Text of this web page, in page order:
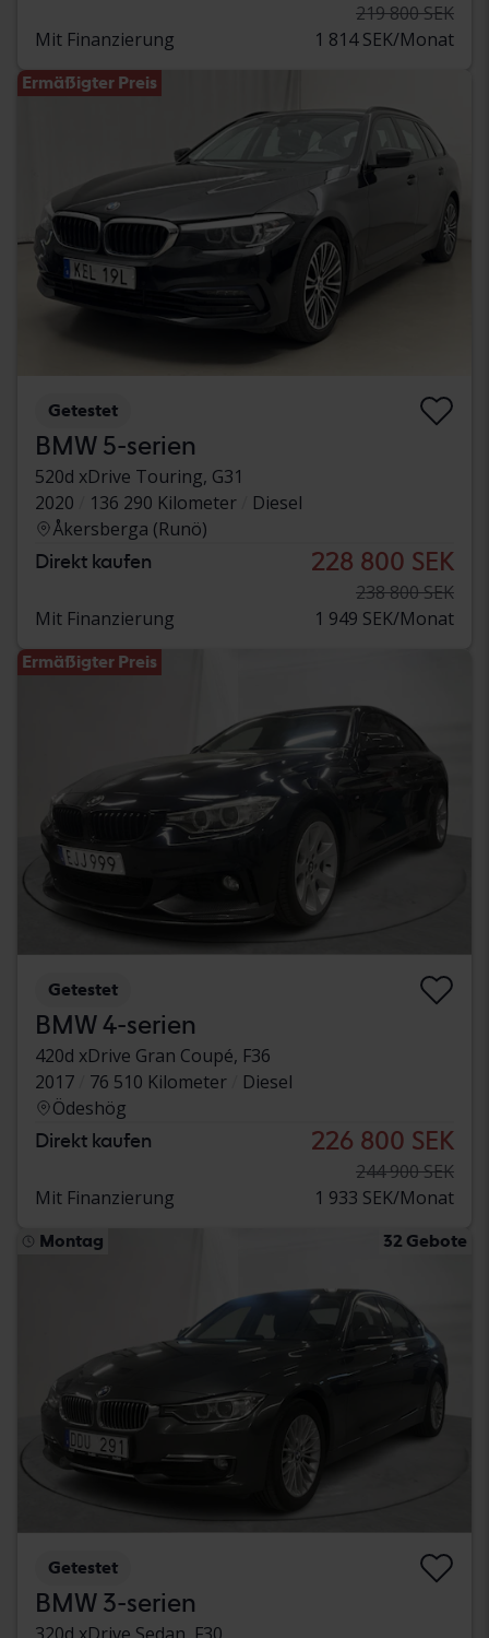
219 800 SEK
Mit Finanzierung
1 814 SEK/Monat
Ermäßigter Preis
Getestet
BMW 5-serien
520d xDrive Touring, G31
2020
136 290 Kilometer
Diesel
Åkersberga (Runö)
Direkt kaufen 228 800 SEK
238 800 SEK
Mit Finanzierung
1 949 SEK/Monat
Ermäßigter Preis
Getestet
BMW 4-serien
420d xDrive Gran Coupé, F36
2017
76 510 Kilometer
Diesel
Ödeshög
Direkt kaufen 226 800 SEK
244 900 SEK
Mit Finanzierung
1 933 SEK/Monat
Montag 32 Gebote
Getestet
BMW 3-serien